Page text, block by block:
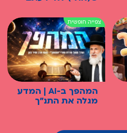
המהפך ב-AI | המדע
מגלה את התנ"ך